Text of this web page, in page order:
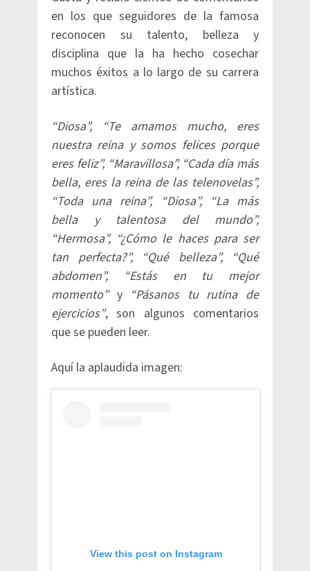
en los que seguidores de la famosa
reconocen su talento, belleza y
disciplina que la ha hecho cosechar
muchos éxitos a lo largo de su carrera
artística.
“Diosa”, “Te amamos mucho, eres
nuestra reina y somos felices porque
eres feliz”, “Maravillosa”, “Cada día más
bella, eres la reina de las telenovelas”,
“Toda una reina”, “Diosa”, “La más
bella y talentosa del mundo”,
“Hermosa”, “¿Cómo le haces para ser
tan perfecta?”, “Qué belleza”, “Qué
abdomen”, “Estás en tu mejor
momento”y“Pásanos tu rutina de
ejercicios”, son algunos comentarios
que se pueden leer.
Aquí la aplaudida imagen:
View this post on Instagram